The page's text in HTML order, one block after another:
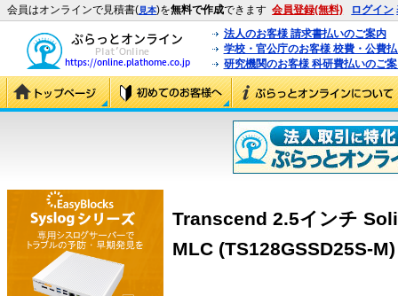
会員はオンラインで見積書(見本)を無料で作成できます 会員登録(無料) ログイン
法人のお客様 請求書払いのご案内
学校・官公庁のお客様 校費・公費
研究機関のお客様 科研費払いのご
Transcend 2.5インチ
MLC (TS128GSSD25S-M)